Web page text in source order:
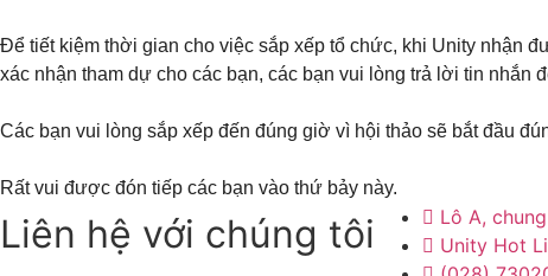
Để tiết kiệm thời gian cho việc sắp xếp tổ chức, khi Unity nhận
xác nhận tham dự cho các bạn, các bạn vui lòng trả lời tin nhắn
Các bạn vui lòng sắp xếp đến đúng giờ vì hội thảo sẽ bắt đầu
Rất vui được đón tiếp các bạn vào thứ bảy này.
Liên hệ với chúng tôi
Lô A,
Unity Hot